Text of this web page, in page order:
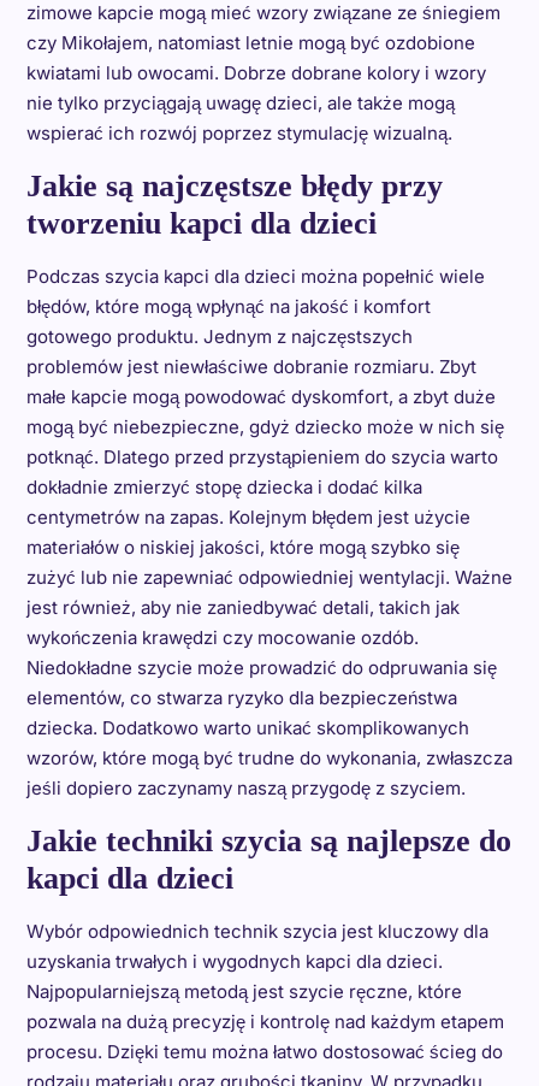
zimowe kapcie mogą mieć wzory związane ze śniegiem
czy Mikołajem, natomiast letnie mogą być ozdobione
kwiatami lub owocami. Dobrze dobrane kolory i wzory
nie tylko przyciągają uwagę dzieci, ale także mogą
wspierać ich rozwój poprzez stymulację wizualną.
Jakie są najczęstsze błędy przy
tworzeniu kapci dla dzieci
Podczas szycia kapci dla dzieci można popełnić wiele
błędów, które mogą wpłynąć na jakość i komfort
gotowego produktu. Jednym z najczęstszych
problemów jest niewłaściwe dobranie rozmiaru. Zbyt
małe kapcie mogą powodować dyskomfort, a zbyt duże
mogą być niebezpieczne, gdyż dziecko może w nich się
potknąć. Dlatego przed przystąpieniem do szycia warto
dokładnie zmierzyć stopę dziecka i dodać kilka
centymetrów na zapas. Kolejnym błędem jest użycie
materiałów o niskiej jakości, które mogą szybko się
zużyć lub nie zapewniać odpowiedniej wentylacji. Ważne
jest również, aby nie zaniedbywać detali, takich jak
wykończenia krawędzi czy mocowanie ozdób.
Niedokładne szycie może prowadzić do odpruwania się
elementów, co stwarza ryzyko dla bezpieczeństwa
dziecka. Dodatkowo warto unikać skomplikowanych
wzorów, które mogą być trudne do wykonania, zwłaszcza
jeśli dopiero zaczynamy naszą przygodę z szyciem.
Jakie techniki szycia są najlepsze do
kapci dla dzieci
Wybór odpowiednich technik szycia jest kluczowy dla
uzyskania trwałych i wygodnych kapci dla dzieci.
Najpopularniejszą metodą jest szycie ręczne, które
pozwala na dużą precyzję i kontrolę nad każdym etapem
procesu. Dzięki temu można łatwo dostosować ścieg do